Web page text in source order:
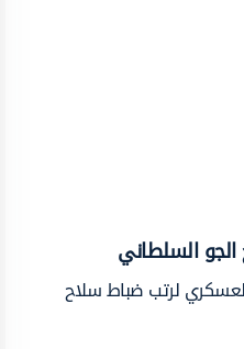
السلطاني
لرتب ضباط سلاح